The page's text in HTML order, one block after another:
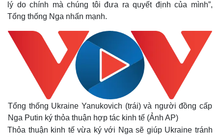
lý do chính mà chúng tôi đưa ra quyết định của mình”,
Tổng thống Nga nhấn mạnh.
Tổng thống Ukraine Yanukovich (trái) và người đồng cấp
Nga Putin ký thỏa thuận hợp tác kinh tế (Ảnh AP)
Thỏa thuận kinh tế vừa ký với Nga sẽ giúp Ukraine tránh